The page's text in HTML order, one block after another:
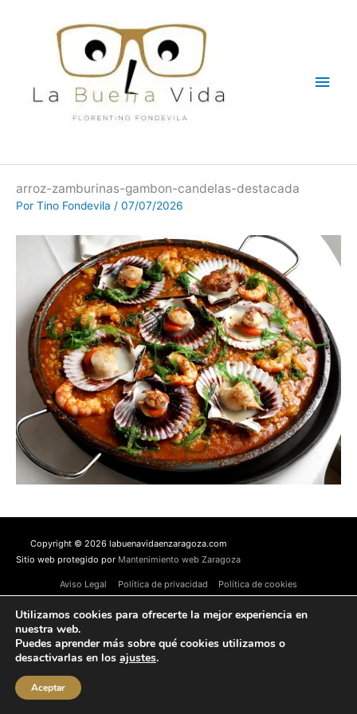
arroz-zamburinas-gambon-candelas-destacada
Por Tino Fondevila / 07/07/2026
Copyright © 2026 labuenavidaenzaragoza.com
Sitio web protegido por Mantenimiento web Zaragoza
Aviso Legal Política de privacidad
Política de cookies
Utilizamos cookies para ofrecerte la mejor experiencia en
nuestra web.
Puedes aprender más sobre qué cookies utilizamos o
desactivarlas en los ajustes.
Aceptar